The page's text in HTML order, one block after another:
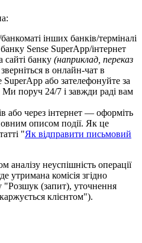
а:
банкоматі інших банків/терміналі
банку Sense SuperApp/інтернет
сайті банку (наприклад, переказ
зверніться в онлайн-чат в
SuperApp або зателефонуйте за
Ми поруч 24/7 і завжди раді вам
в або через інтернет — оформіть
овним описом події. Як це
татті "Як відправити письмовий
м аналізу неуспішність операції
де утримана комісія згідно
"Розшук (запит), уточнення
каржується клієнтом").